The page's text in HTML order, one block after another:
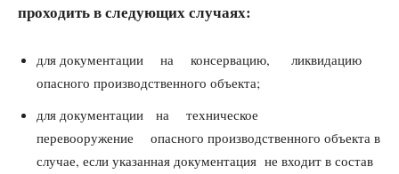
проходитьв следующих случаях:
для документации на консервацию, ликвидацию
опасного производственного объекта;
для документации на техническое
перевооружение опасного производственного объекта в
случае, если указанная документация не входит в состав